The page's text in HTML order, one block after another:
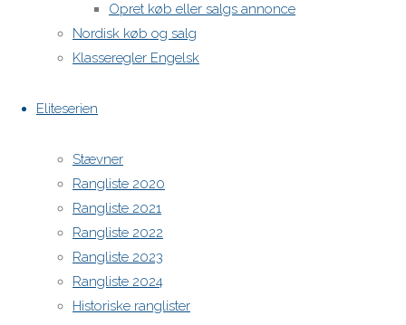
Opret køb eller salgs annonce
Nordisk køb og salg
Klasseregler Engelsk
Eliteserien
Stævner
Rangliste 2020
Rangliste 2021
Rangliste 2022
Rangliste 2023
Rangliste 2024
Historiske ranglister